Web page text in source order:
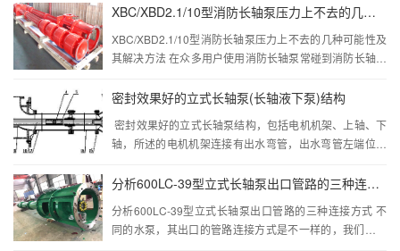
的方向布置，易产生干扰源元件之...···
XBC/XBD2.1/10型消防长轴泵压力上不去的几种可能性及其解决方法
XBC/XBD2.1/10型消防长轴泵压力上不去的几种可能性及
其解决方法 在众多用户使用消防长轴泵常碰到消防长轴泵
真正导至水泵压力上不去的是供水不够...···
密封效果好的立式长轴泵(长轴液下泵)结构
密封效果好的立式长轴泵结构，包括电机机架、上轴、下
轴，所述的电机机架连接有出水弯管，出水弯管左端位于
盖，轴承压盖与上轴外圆之间设置有轴颈，...···
分析600LC-39型立式长轴泵出口管路的三种连接方式
分析600LC-39型立式长轴泵出口管路的三种连接方式 不
同的水泵，其出口的管路连接方式是不一样的，我们厂生